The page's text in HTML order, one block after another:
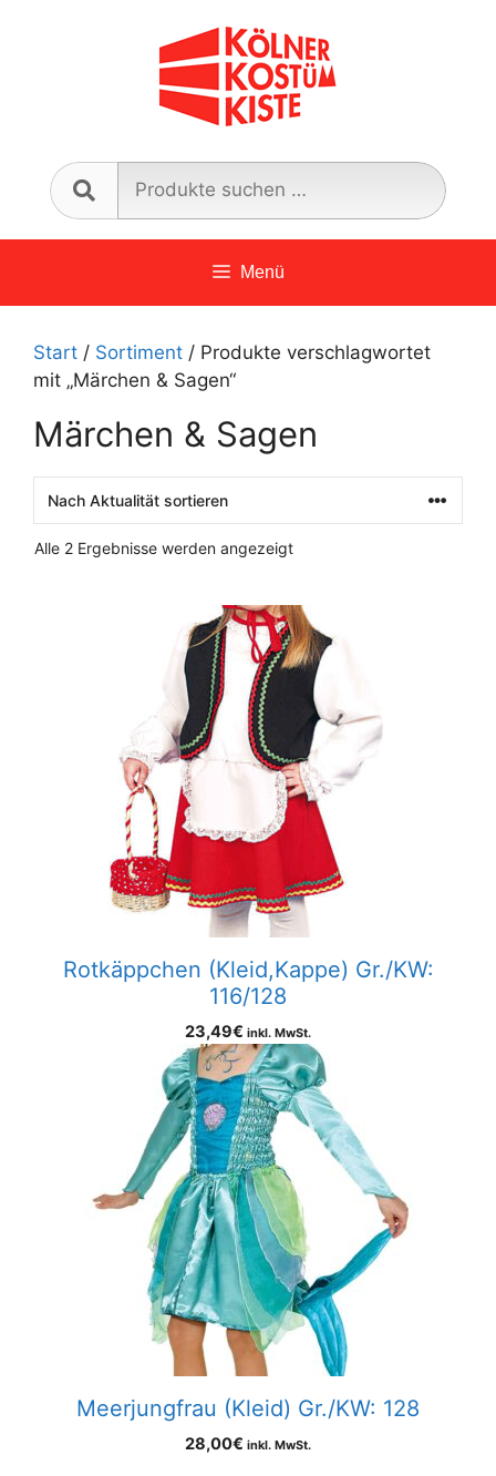
nach:
Menü
Start / Sortiment / Produkte verschlagwortet
mit „Märchen & Sagen“
Märchen & Sagen
Alle 2 Ergebnisse werden angezeigtNach
Rotkäppchen (Kleid,Kappe) Gr./KW:
116/128
23,49€ inkl. MwSt.
Meerjungfrau (Kleid) Gr./KW: 128
28,00€ inkl. MwSt.